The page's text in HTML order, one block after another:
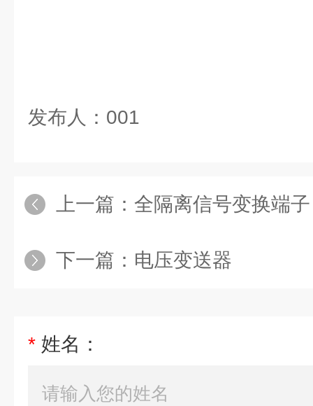
发布人：001
上一篇： 全隔离信号变换端子
下一篇： 电压变送器
* 姓名：